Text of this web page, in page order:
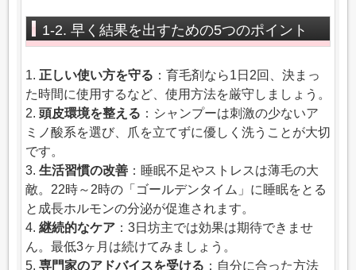
1-2. 早く結果を出すための5つのポイント
1. 正しい使い方を守る ：育毛剤なら1日2回、決まっ
た時間に使用するなど、使用方法を厳守しましょう。
2. 頭皮環境を整える ：シャンプーは刺激の少ないア
ミノ酸系を選び、爪を立てずに優しく洗うことが大切
です。
3. 生活習慣の改善 ：睡眠不足やストレスは薄毛の大
敵。22時～2時の「ゴールデンタイム」に睡眠をとる
と成長ホルモンの分泌が促進されます。
4. 継続的なケア ：3日坊主では効果は期待できませ
ん。最低3ヶ月は続けてみましょう。
5. 専門家のアドバイスを受ける ：自分に合った方法